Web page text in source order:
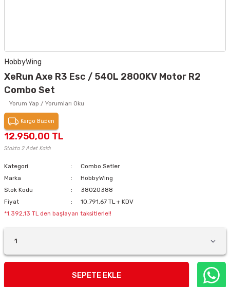
HobbyWing
XeRun Axe R3 Esc / 540L 2800KV Motor R2
Combo Set
Yorum Yap / Yorumları Oku
Kargo Bizden
12.950,00 TL
Stokta 2 Adet Kaldı
Kategori
Combo Setler
Marka
HobbyWing
Stok Kodu
38020388
Fiyat
10.791,67 TL + KDV
*1.392,13 TL den başlayan taksitlerle!!
SEPETE EKLE